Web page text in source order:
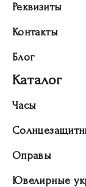
Реквизиты
Контакты
Блог
Каталог
Часы
Оправы
Ювелирные